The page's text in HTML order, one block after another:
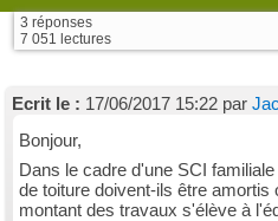
3 réponses
7 051 lectures
Ecrit le : 17/06/2017 15:22 par
Bonjour,
Dans le cadre d'une SCI
de toiture doivent-ils être amortis
montant des travaux s'élève à